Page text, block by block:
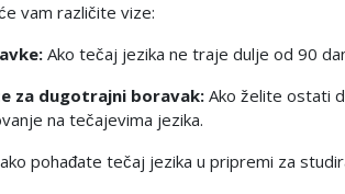
vam različite vize:
Ako tečaj jezika ne traje dulje od 90
za dugotrajni boravak:Ako želite ostati
na tečajevima jezika.
pohađate tečaj jezika u pripremi za